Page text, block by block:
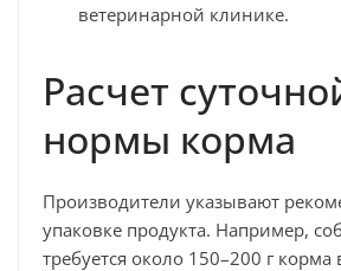
ветеринарной клинике.
Расчет
нормы корма
Производители указывают
упаковке продукта. Например,
требуется около 150–200 г корма